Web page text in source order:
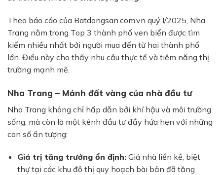
Theo báo cáo của Batdongsan.com.vn quý I/2025, Nha
Trang nằm trong Top 3 thành phố ven biển được tìm
kiếm nhiều nhất bởi người mua đến từ hai thành phố
lớn. Điều này cho thấy nhu cầu thực tế và tiềm năng thị
trường mạnh mẽ.
Nha Trang – Mảnh đất vàng của nhà đầu tư
Nha Trang không chỉ hấp dẫn bởi khí hậu và môi trường
sống, mà còn là một kênh đầu tư đầy hứa hẹn với những
con số ấn tượng:
Giá trị tăng trưởng ổn định: Giá nhà liền kề, biệt
thự tại các khu đô thị quy hoạch bài bản đã tăng